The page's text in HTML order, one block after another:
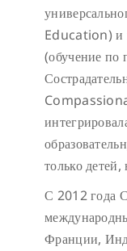
Education) и
(обучение по
только
С 2012 года
Франции,